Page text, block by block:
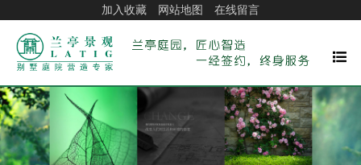
加入收藏 网站地图 在线留言